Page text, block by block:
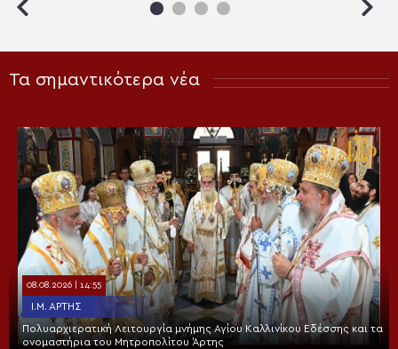
Τα σημαντικότερα νέα
08.08.2026 | 14:55
Ι.Μ. ΆΡΤΗΣ
Πολυαρχιερατική Λειτουργία μνήμης Αγίου Καλλινίκου Εδέσσης και τα
ονομαστήρια του Μητροπολίτου Άρτης